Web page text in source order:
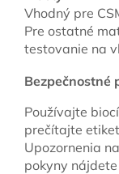
Vhodný pre
Pre ostatné
testovanie na
Bezpečnostné
Používajte
prečítajte
Upozornenia
pokyny